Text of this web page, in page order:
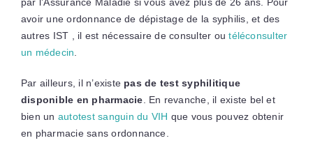
avoir une ordonnance de dépistage de la syphilis, et des
autres IST , il est nécessaire de consulter outéléconsulter
un médecin
Par ailleurs, il n’existe pas de test syphilitique
disponible en pharmacie . En revanche, il existe bel et
bien un autotest sanguin du VIH que vous pouvez obtenir
en pharmacie sans ordonnance.